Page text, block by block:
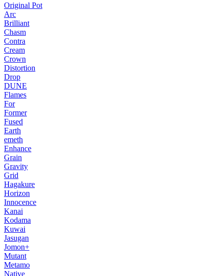
Original Pot
Arc
Brilliant
Chasm
Contra
Cream
Crown
Distortion
Drop
DUNE
Flames
For
Former
Fused
Earth
emeth
Enhance
Grain
Gravity
Grid
Hagakure
Horizon
Innocence
Kanai
Kodama
Kuwai
Jasugan
Jomon+
Mutant
Metamo
Native